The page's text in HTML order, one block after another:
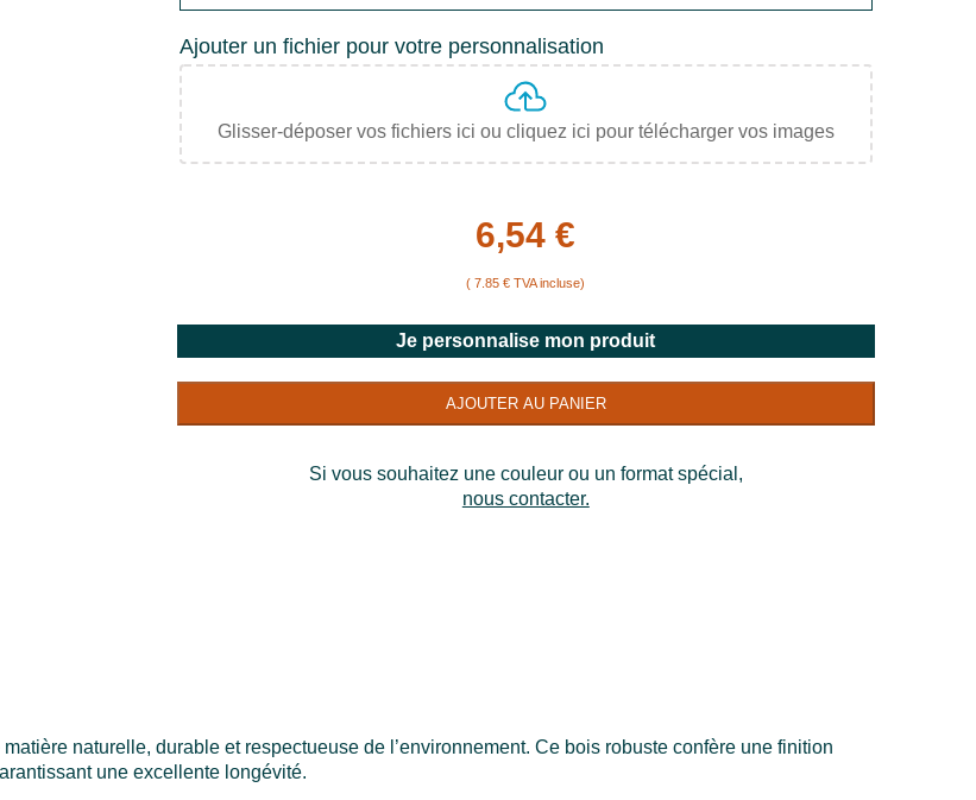
Ajouter un fichier pour votre personnalisation
Glisser-déposer vos fichiers ici ou cliquez ici pour télécharger vos images
-
formes
géométriques
6,54 €
( 7.85 € TVA incluse)
Je personnalise mon produit
AJOUTER AU PANIER
Si vous souhaitez une couleur ou un format spécial,
nous contacter.
naturelle, durable et respectueuse de l’environnement. Ce bois robuste confère une finition
une excellente longévité.